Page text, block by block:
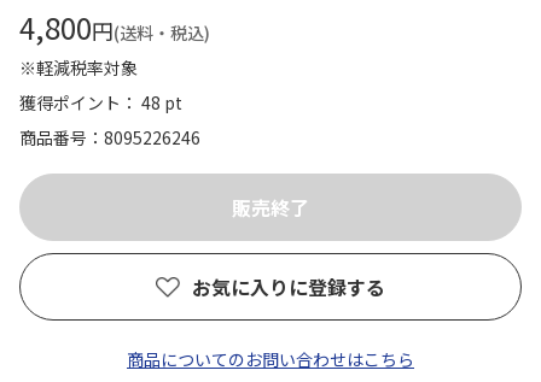
4,800円(送料・税込)
※軽減税率対象
獲得ポイント： 48 pt
商品番号
8095226246
お気に入りに登録する
商品についてのお問い合わせはこちら